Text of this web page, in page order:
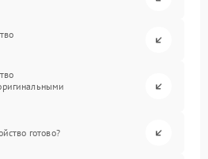
готово?